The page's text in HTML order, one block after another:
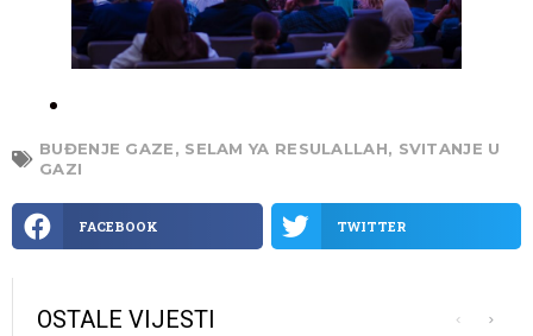
BUĐENJE GAZE, SELAM YA RESULALLAH, SVITANJE U
GAZI
FACEBOOK TWITTER
OSTALE VIJESTI